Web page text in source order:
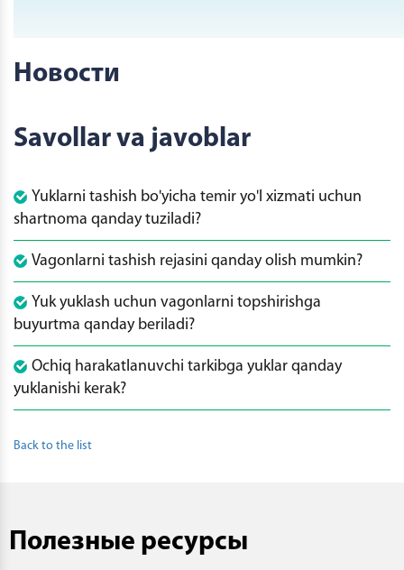
Новости
Savollar va javoblar
Yuklarni tashish bo'yicha temir yo'l xizmati uchun
shartnoma qanday tuziladi?
Vagonlarni tashish rejasini qanday olish mumkin?
Yuk yuklash uchun vagonlarni topshirishga
buyurtma qanday beriladi?
Ochiq harakatlanuvchi tarkibga yuklar qanday
yuklanishi kerak?
Back to the list
Полезные ресурсы